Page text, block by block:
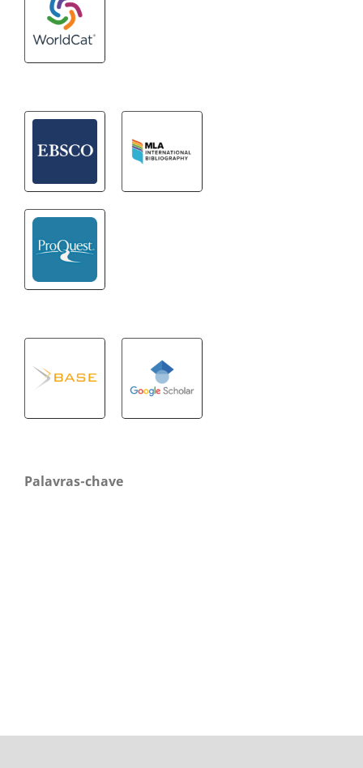
Palavras-chave